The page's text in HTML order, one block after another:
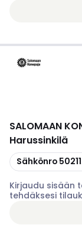
SALOMAAN
Harussinkilä
Kopioi
Sähkönro
Kirjaudu sisään
tehdäksesi